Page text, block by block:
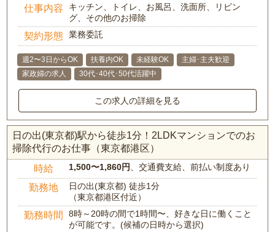
仕事内容
キッチン、トイレ、お風呂、洗面所、リビン
グ、その他のお掃除
契約形態 業務委託
週2〜3日からOK 扶養内OK 未経験OK
主婦･主夫歓迎
家政婦の求人
30代･40代･50代活躍中
この求人の詳細を見る
日の出(東京都)駅から徒歩1分！2LDKマンションでのお
掃除代行のお仕事（東京都港区）
時給 1,500〜1,860円、交通費支給、前払い制度あり
勤務地
日の出(東京都) 徒歩1分
（東京都港区付近）
勤務時間
8時～20時の間で1時間〜、好きな日に働くこと
が可能です。(候補の日時から選択)